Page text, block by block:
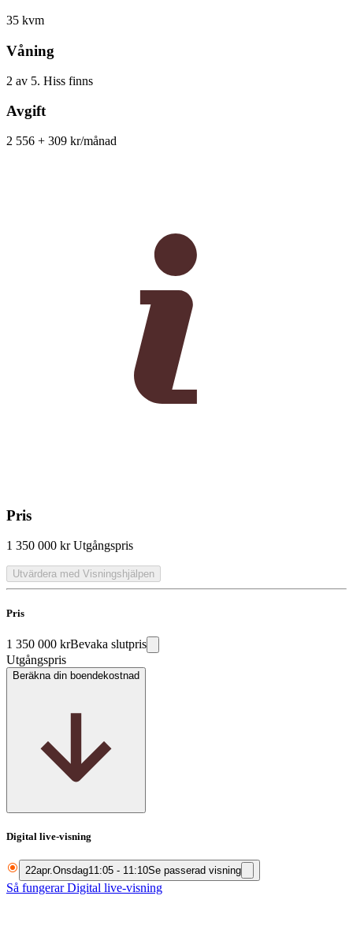
35 kvm
Våning
2 av 5. Hiss finns
Avgift
2 556 + 309 kr/månad
Pris
1 350 000 kr Utgångspris
Utvärdera med Visningshjälpen
Pris
1 350 000 krBevaka slutpris
Utgångspris
Beräkna din boendekostnad
Digital live-visning
22apr.Onsdag11:05 - 11:10Se passerad visning
Så fungerar Digital live-visning